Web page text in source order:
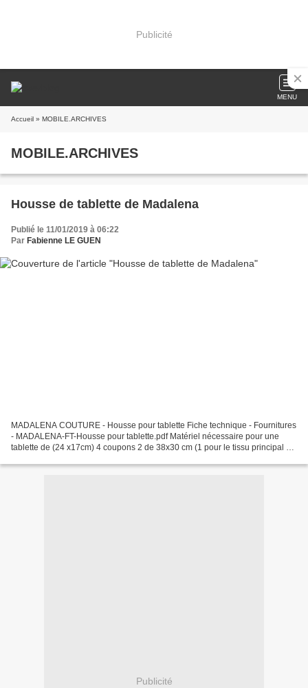
Publicité
MENU
Accueil » MOBILE.ARCHIVES
MOBILE.ARCHIVES
Housse de tablette de Madalena
Publié le 11/01/2019 à 06:22
Par Fabienne LE GUEN
MADALENA COUTURE - Housse pour tablette Fiche technique - Fournitures
- MADALENA-FT-Housse pour tablette.pdf Matériel nécessaire pour une
tablette de (24 x17cm) 4 coupons 2 de 38x30 cm (1 pour le tissu principal et
Publicité